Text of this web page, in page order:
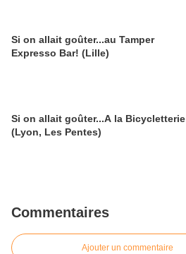
Si on allait goûter...au Tamper
Expresso Bar! (Lille)
Si on allait goûter...A la Bicycletterie
(Lyon, Les Pentes)
Commentaires
Ajouter un commentaire